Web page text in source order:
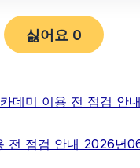
서울
싫어요 0
데미 이용 전 점검 안
전 점검 안내 2026년